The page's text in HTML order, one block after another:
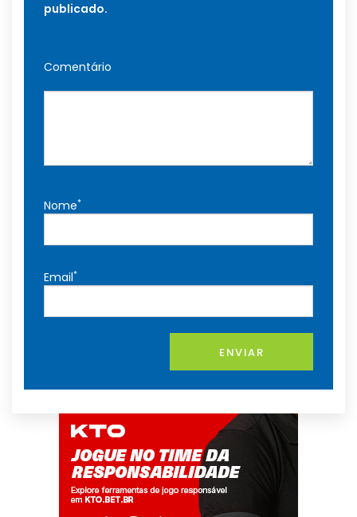
publicado.
Comentário
Nome*
Email*
ENVIAR